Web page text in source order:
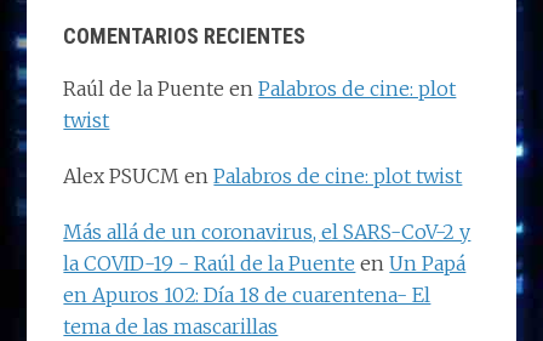
COMENTARIOS RECIENTES
Raúl de la Puente enPalabros de cine: plot
twist
Alex PSUCM enPalabros de cine: plot twist
Más allá de un coronavirus, el SARS-CoV-2 y
la COVID-19 - Raúl de la Puente enUn Papá
en Apuros 102: Día 18 de cuarentena- El
tema de las mascarillas